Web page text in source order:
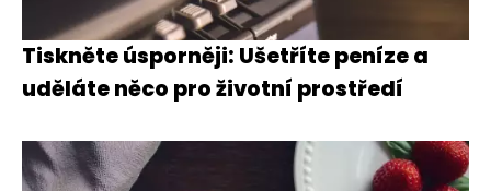
Tiskněte úsporněji: Ušetříte peníze a
uděláte něco pro životní prostředí